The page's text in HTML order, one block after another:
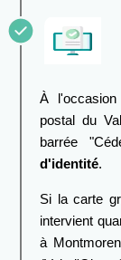
À
postal du
barrée
d'identité.
Si la carte
intervient
à